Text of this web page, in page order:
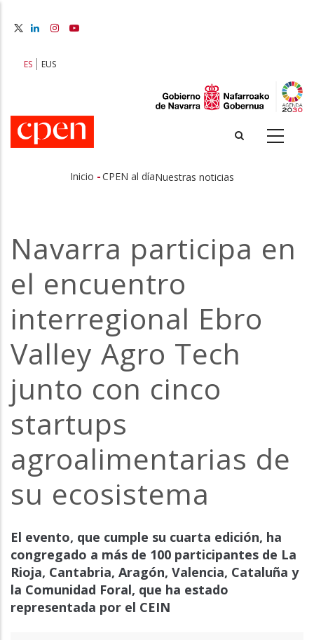
principal
ES EUS
de
ayuda
la
navegación
Inicio -CPEN al díaNuestras noticias
Navarra participa en
el encuentro
interregional Ebro
Valley Agro Tech
junto con cinco
startups
agroalimentarias de
su ecosistema
El evento, que cumple su cuarta edición, ha
congregado a más de 100 participantes de La
Rioja, Cantabria, Aragón, Valencia, Cataluña y
la Comunidad Foral, que ha estado
representada por el CEIN